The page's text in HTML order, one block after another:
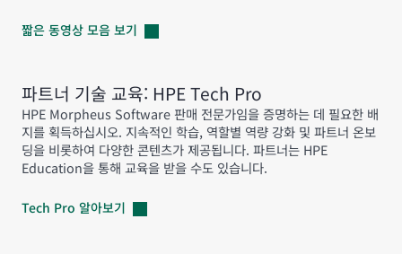
짧은 동영상 모음 보기
파트너 기술 교육: HPE Tech Pro
HPE Morpheus Software 판매 전문가임을 증명하는 데 필요한 배
지를 획득하십시오. 지속적인 학습, 역할별 역량 강화 및 파트너 온보
딩을 비롯하여 다양한 콘텐츠가 제공됩니다. 파트너는 HPE
Education을 통해 교육을 받을 수도 있습니다.
Tech Pro 알아보기